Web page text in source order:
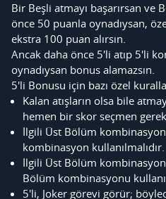
Bir Beşli atmayı başarırsan ve
önce 50 puanla oynadıysan,
ekstra 100 puan alırsın.
Ancak daha önce 5'li atıp 5'li
oynadıysan bonus alamazsın.
5'li Bonusu için bazı özel
Kalan atışların olsa bile
hemen bir skor seçmen
İlgili Üst Bölüm
kombinasyon kullanılmalıdır.
İlgili Üst Bölüm
Bölüm kombinasyonu
5'li, Joker görevi görür;